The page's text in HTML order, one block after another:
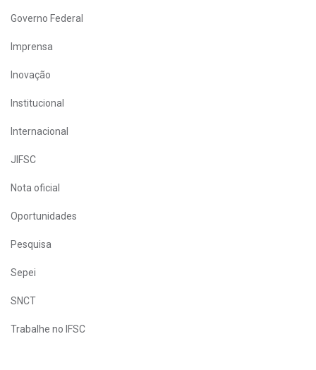
Governo Federal
Imprensa
Inovação
Institucional
Internacional
JIFSC
Nota oficial
Oportunidades
Pesquisa
Sepei
SNCT
Trabalhe no IFSC